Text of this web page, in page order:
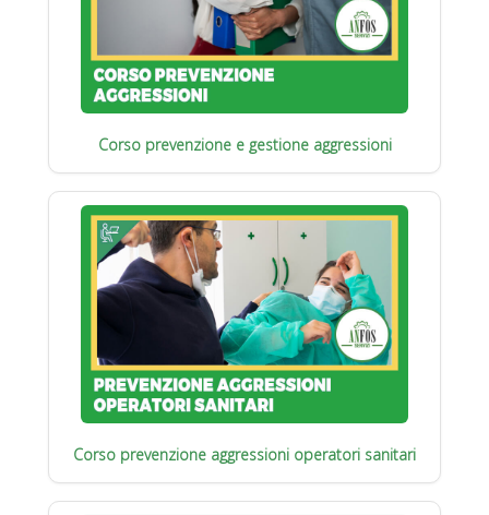
Corso prevenzione e gestione aggressioni
Corso prevenzione aggressioni operatori sanitari